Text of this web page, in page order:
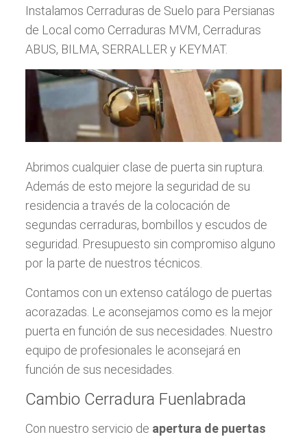
Instalamos Cerraduras de Suelo para Persianas
de Local como Cerraduras MVM, Cerraduras
ABUS, BILMA, SERRALLER y KEYMAT.
Abrimos cualquier clase de puerta sin ruptura.
Además de esto mejore la seguridad de su
residencia a través de la colocación de
segundas cerraduras, bombillos y escudos de
seguridad. Presupuesto sin compromiso alguno
por la parte de nuestros técnicos.
Contamos con un extenso catálogo de puertas
acorazadas. Le aconsejamos como es la mejor
puerta en función de sus necesidades. Nuestro
equipo de profesionales le aconsejará en
función de sus necesidades.
Cambio Cerradura Fuenlabrada
Con nuestro servicio de apertura de puertas